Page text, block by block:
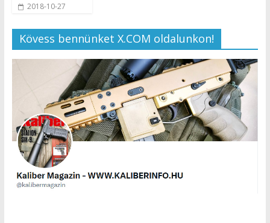
2018-10-27
Kövess bennünket X.COM oldalunkon!